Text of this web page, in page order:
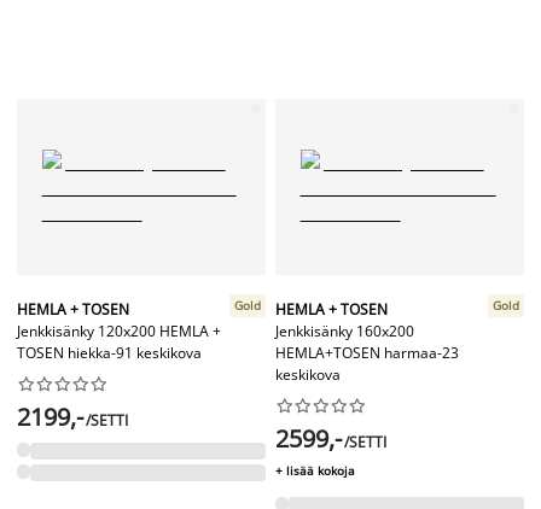
HEMLA + TOSEN
Jenkkisänky 120x200 HEMLA +
TOSEN hiekka-91 keskikova
Gold






2199,-/SETTI
HEMLA + TOSEN
Jenkkisänky 160x200
HEMLA+TOSEN harmaa-23
keskikova
Gold






2599,-/SETTI
+ lisää kokoja